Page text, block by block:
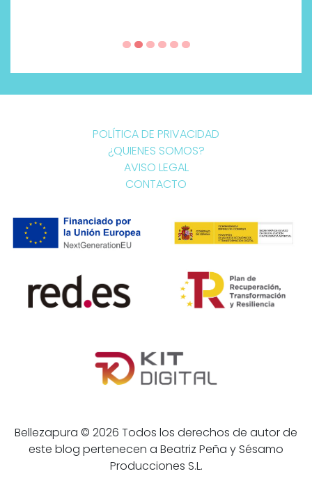
POLÍTICA DE PRIVACIDAD
¿QUIENES SOMOS?
AVISO LEGAL
CONTACTO
Bellezapura © 2026 Todos los derechos de autor de
este blog pertenecen a Beatriz Peña y Sésamo
Producciones S.L.